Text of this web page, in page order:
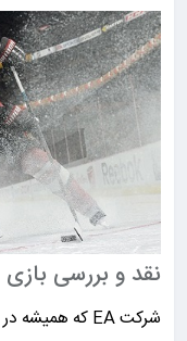
نقد و بررسی
شرکت EA که همیشه در زمینه تولید